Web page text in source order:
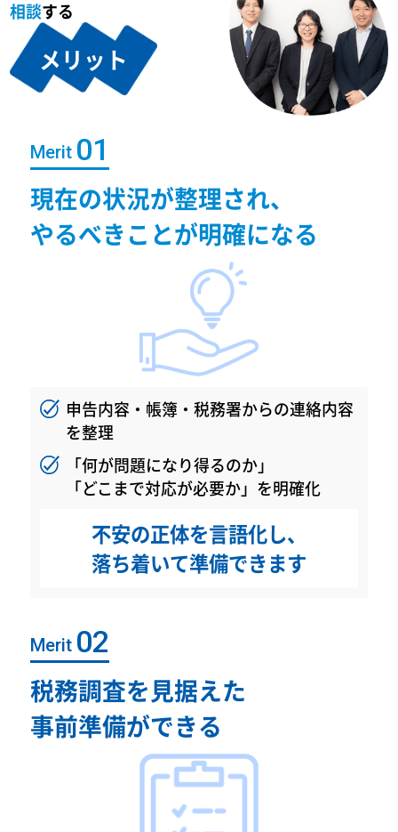
相談する
メリット
Merit
現在の状況が整理され、
やるべきことが明確になる
申告内容・帳簿・税務署からの連絡内容
を整理
「何が問題になり得るのか」
「どこまで対応が必要か」を明確化
不安の正体を言語化し、
落ち着いて準備できます
Merit
税務調査を見据えた
事前準備ができる